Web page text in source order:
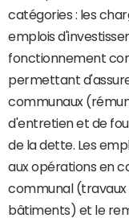
catégories : les
emplois
fonctionnement
permettant
communaux
d'entretien et de
de la dette. Les
aux opérations en
communal (travaux
bâtiments) et le